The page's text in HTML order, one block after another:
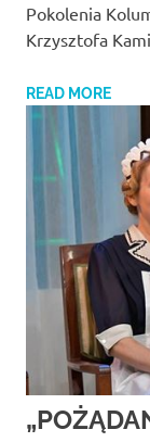
Pokolenia
Krzysztofa
READ MORE